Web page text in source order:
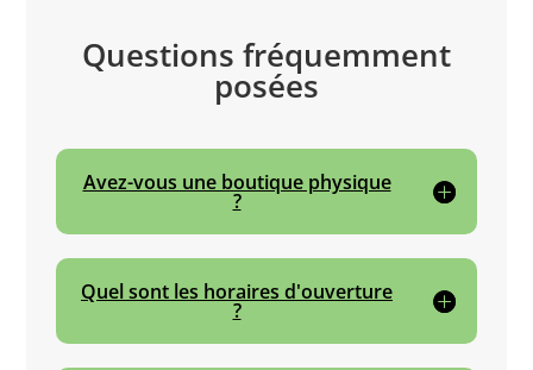
Questions fréquemment
posées
Avez-vous une boutique physique
?
Quel sont les horaires d'ouverture
?